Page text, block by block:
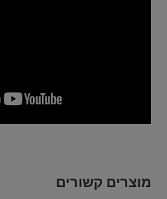
מוצרים קשורים